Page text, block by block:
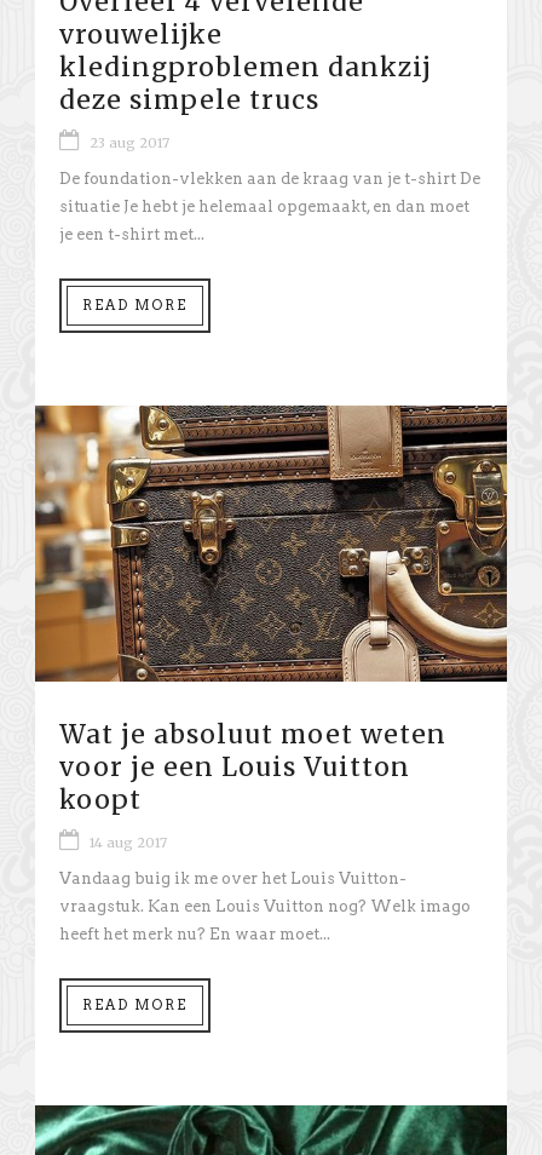
vrouwelijke
kledingproblemen dankzij
deze simpele trucs
23 aug 2017
De foundation-vlekken aan de kraag van je t-shirt De
situatie Je hebt je helemaal opgemaakt, en dan moet
je een t-shirt met...
READ MORE
Wat je absoluut moet weten
voor je een Louis Vuitton
koopt
14 aug 2017
Vandaag buig ik me over het Louis Vuitton-
vraagstuk. Kan een Louis Vuitton nog? Welk imago
heeft het merk nu? En waar moet...
READ MORE